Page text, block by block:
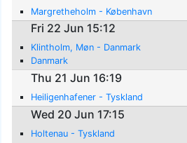
Margretheholm - København
Fri 22 Jun 15:12
Klintholm, Møn - Danmark
Danmark
Thu 21 Jun 16:19
Heiligenhafener - Tyskland
Wed 20 Jun 17:15
Holtenau - Tyskland